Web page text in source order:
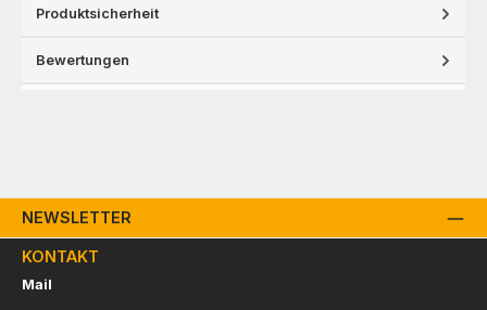
Produktsicherheit
Bewertungen
NEWSLETTER
KONTAKT
Mail